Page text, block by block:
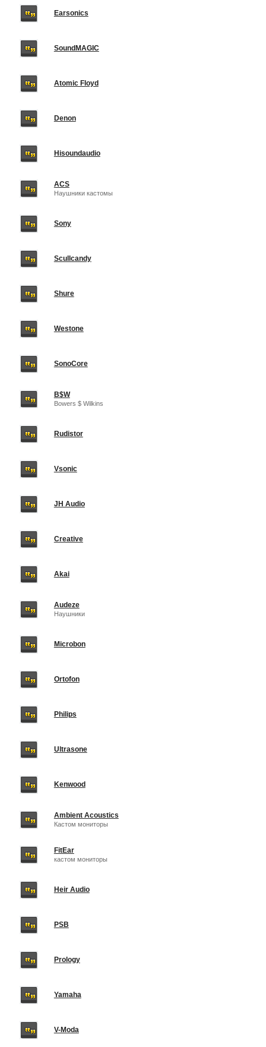
Earsonics
SoundMAGIC
Atomic Floyd
Denon
Hisoundaudio
ACS
Наушники кастомы
Sony
Scullcandy
Shure
Westone
SonoCore
B$W
Bowers $ Wilkins
Rudistor
Vsonic
JH Audio
Creative
Akai
Audeze
Наушники
Microbon
Ortofon
Philips
Ultrasone
Kenwood
Ambient Acoustics
Кастом мониторы
FitEar
кастом мониторы
Heir Audio
PSB
Prology
Yamaha
V-Moda